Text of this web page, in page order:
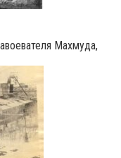
Махмуда,